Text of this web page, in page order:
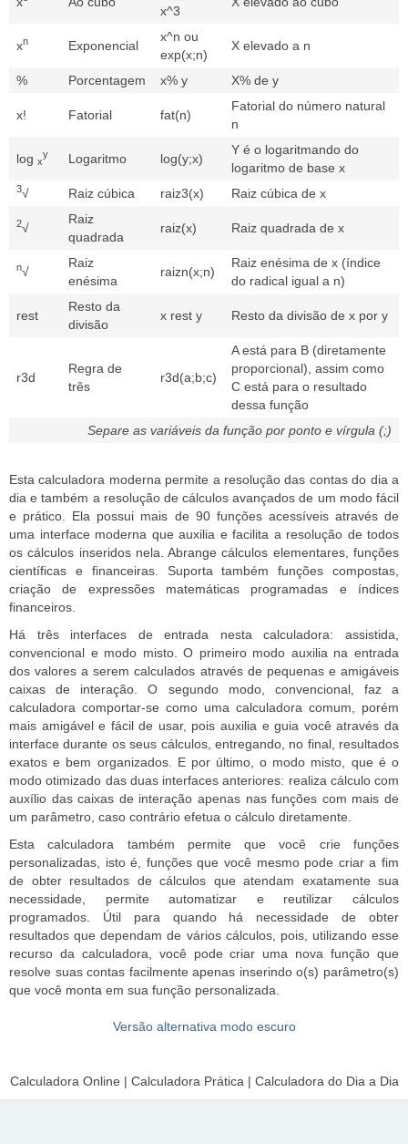
x^3
xn Exponencial
x^n ou
exp(x;n)
X elevado a n
% Porcentagem x% y X% de y
x! Fatorial fat(n)
Fatorial do número natural
n
log x
y Logaritmo log(y;x)
Y é o logaritmando do
logaritmo de base x
3√ Raiz cúbica raiz3(x) Raiz cúbica de x
2√
Raiz
quadrada
raiz(x) Raiz quadrada de x
n√
Raiz
enésima
raizn(x;n)
Raiz enésima de x (índice
do radical igual a n)
rest
Resto da
divisão
x rest y Resto da divisão de x por y
r3d
Regra de
três
r3d(a;b;c)
A está para B (diretamente
proporcional), assim como
C está para o resultado
dessa função
Separe as variáveis da função por ponto e vírgula (;)
Esta calculadora moderna permite a resolução das contas do dia a
dia e também a resolução de cálculos avançados de um modo fácil
e prático. Ela possui mais de 90 funções acessíveis através de
uma interface moderna que auxilia e facilita a resolução de todos
os cálculos inseridos nela. Abrange cálculos elementares, funções
científicas e financeiras. Suporta também funções compostas,
criação de expressões matemáticas programadas e índices
financeiros.
Há três interfaces de entrada nesta calculadora: assistida,
convencional e modo misto. O primeiro modo auxilia na entrada
dos valores a serem calculados através de pequenas e amigáveis
caixas de interação. O segundo modo, convencional, faz a
calculadora comportar-se como uma calculadora comum, porém
mais amigável e fácil de usar, pois auxilia e guia você através da
interface durante os seus cálculos, entregando, no final, resultados
exatos e bem organizados. E por último, o modo misto, que é o
modo otimizado das duas interfaces anteriores: realiza cálculo com
auxílio das caixas de interação apenas nas funções com mais de
um parâmetro, caso contrário efetua o cálculo diretamente.
Esta calculadora também permite que você crie funções
personalizadas, isto é, funções que você mesmo pode criar a fim
de obter resultados de cálculos que atendam exatamente sua
necessidade, permite automatizar e reutilizar cálculos
programados. Útil para quando há necessidade de obter
resultados que dependam de vários cálculos, pois, utilizando esse
recurso da calculadora, você pode criar uma nova função que
resolve suas contas facilmente apenas inserindo o(s) parâmetro(s)
que você monta em sua função personalizada.
Versão alternativa modo escuro
Calculadora Online | Calculadora Prática | Calculadora do Dia a Dia